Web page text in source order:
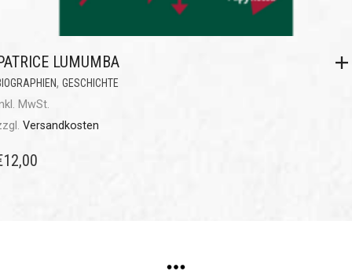
LUMUMBA
, GESCHICHTE
MwSt.
Versandkosten
12,00